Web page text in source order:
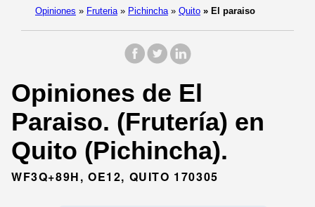
Opiniones » Fruteria » Pichincha » Quito » El paraiso
Opiniones de El
Paraiso. (Frutería) en
Quito (Pichincha).
WF3Q+89H, OE12, QUITO 170305